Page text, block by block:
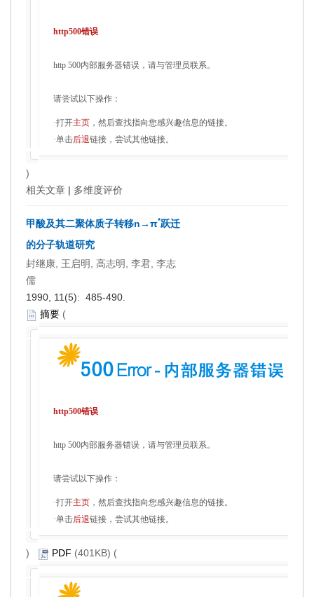
http500错误
http 500内部服务器错误，请与管理员联系。
请尝试以下操作：
·打开主页 ，然后查找指向您感兴趣信息的链接。
·单击后退链接，尝试其他链接。
)
相关文章 | 多维度评价
甲酸及其二聚体质子转移n→π*跃迁
的分子轨道研究
封继康, 王启明, 高志明, 李君, 李志
儒
1990, 11(5): 485-490.
摘要 (
http500错误
http 500内部服务器错误，请与管理员联系。
请尝试以下操作：
·打开主页 ，然后查找指向您感兴趣信息的链接。
·单击后退链接，尝试其他链接。
) PDF (401KB) (